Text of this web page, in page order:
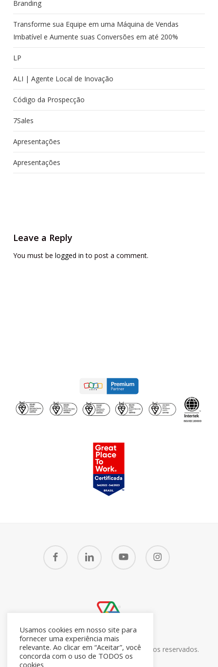
Branding
Transforme sua Equipe em uma Máquina de Vendas
Imbatível e Aumente suas Conversões em até 200%
LP
ALI | Agente Local de Inovação
Código da Prospecção
7Sales
Apresentações
Apresentações
Leave a Reply
You must be logged in to post a comment.
facebook linkedin youtube instagram
© 2026 CRM7 Zoho Brasil. Todos os direitos reservados.
26.371.672/0001-05
Usamos cookies em nosso site para
fornecer uma experiência mais
relevante. Ao clicar em “Aceitar”, você
concorda com o uso de TODOS os
cookies